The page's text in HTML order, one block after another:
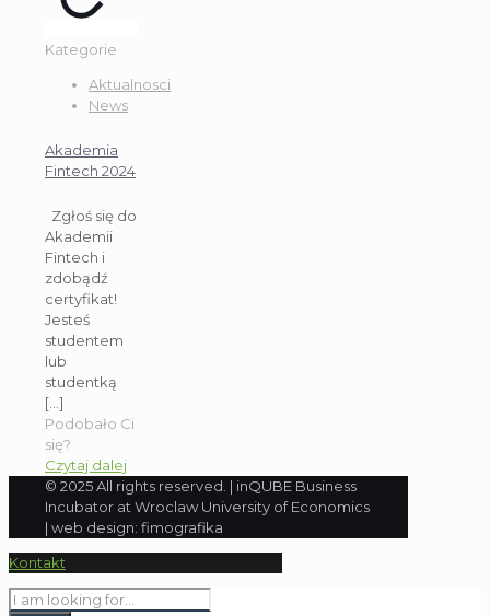
Kategorie
Aktualnosci
News
Akademia
Fintech 2024
Zgłoś się do
Akademii
Fintech i
zdobądź
certyfikat!
Jesteś
studentem
lub
studentką
[…]
Podobało Ci
się?
Czytaj dalej
© 2025 All rights reserved. | inQUBE Business
Incubator at Wroclaw University of Economics
| web design: fimografika
Kontakt